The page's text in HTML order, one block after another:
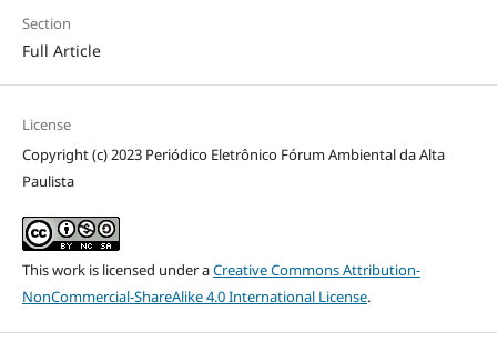
Section
Full Article
License
Copyright (c) 2023 Periódico Eletrônico Fórum Ambiental da Alta
Paulista
This work is licensed under aCreative Commons Attribution-
NonCommercial-ShareAlike 4.0 International License.